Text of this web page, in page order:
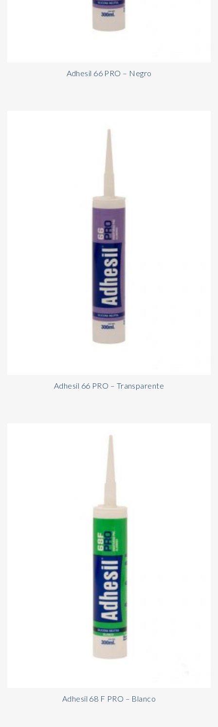
Adhesil 66 PRO – Negro
Adhesil 66 PRO – Transparente
Adhesil 68 F PRO – Blanco